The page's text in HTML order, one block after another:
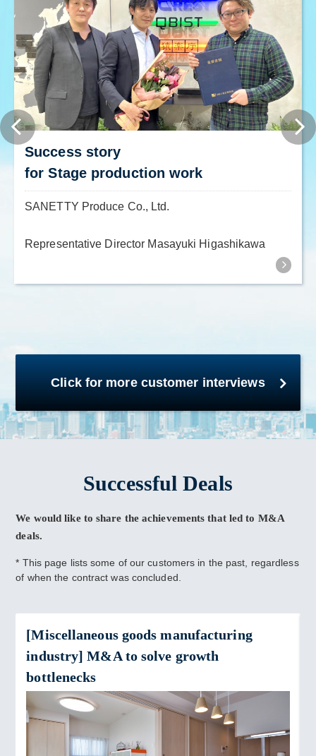
Success story
for Stage production work
SANETTY Produce Co., Ltd.
Representative Director Masayuki Higashikawa
Click for more customer interviews
Successful Deals
We would like to share the achievements that led to M&A
deals.
* This page lists some of our customers in the past, regardless
of when the contract was concluded.
[Miscellaneous goods manufacturing
industry] M&A to solve growth
bottlenecks